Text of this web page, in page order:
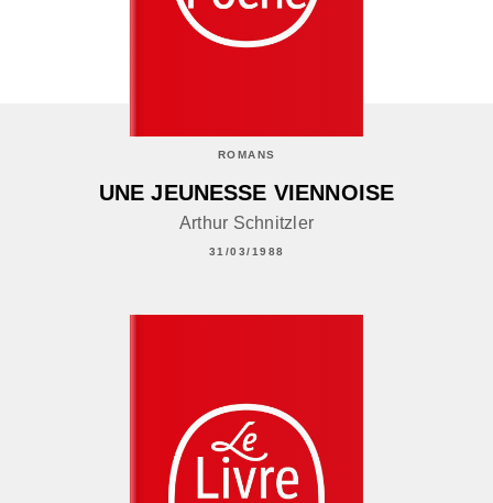
ROMANS
UNE JEUNESSE VIENNOISE
Arthur Schnitzler
31/03/1988